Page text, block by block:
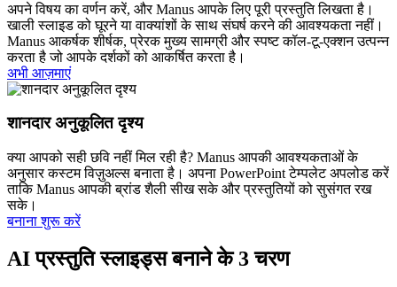
अपने विषय का वर्णन करें, और Manus आपके लिए पूरी प्रस्तुति लिखता है।
खाली स्लाइड को घूरने या वाक्यांशों के साथ संघर्ष करने की आवश्यकता नहीं।
Manus आकर्षक शीर्षक, प्रेरक मुख्य सामग्री और स्पष्ट कॉल-टू-एक्शन उत्पन्न
करता है जो आपके दर्शकों को आकर्षित करता है।
अभी आज़माएं
शानदार अनुकूलित दृश्य
क्या आपको सही छवि नहीं मिल रही है? Manus आपकी आवश्यकताओं के
अनुसार कस्टम विज़ुअल्स बनाता है। अपना PowerPoint टेम्पलेट अपलोड करें
ताकि Manus आपकी ब्रांड शैली सीख सके और प्रस्तुतियों को सुसंगत रख
सके।
बनाना शुरू करें
AI प्रस्तुति स्लाइड्स बनाने के 3 चरण